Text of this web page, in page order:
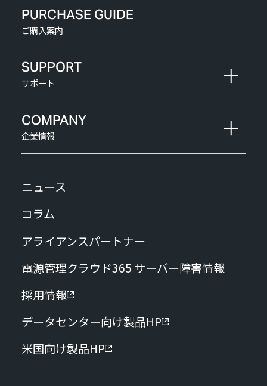
PURCHASE GUIDE
ご購入案内
SUPPORT
サポート
COMPANY
企業情報
ニュース
コラム
アライアンスパートナー
電源管理クラウド365 サーバー障害情報
採用情報
データセンター向け製品HP
米国向け製品HP